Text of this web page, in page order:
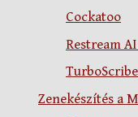
Cockatoo
Restream
Zenekészítés a